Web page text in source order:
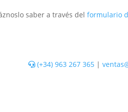
saber a través delformulario
(+34) 963 267 365 |